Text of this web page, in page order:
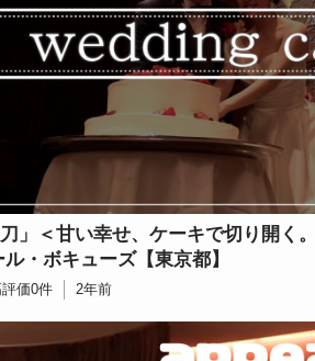
刀」＜甘い幸せ、ケーキで切り開く
・ボキューズ【東京都】
価0件 2年前